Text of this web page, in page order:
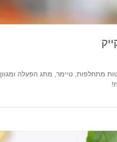
המוליטיקייק – מכשיר האפייה הכי קומפקטי ושימושי שיש עם 4 פלטות מתחלפות, טיימר, מתג הפעלה ומגוון